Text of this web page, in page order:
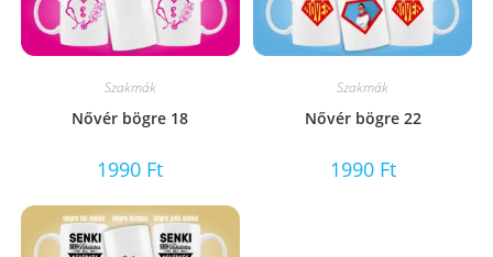
Szakmák
Nővér bögre 18
1990 Ft
Szakmák
Nővér bögre 22
1990 Ft